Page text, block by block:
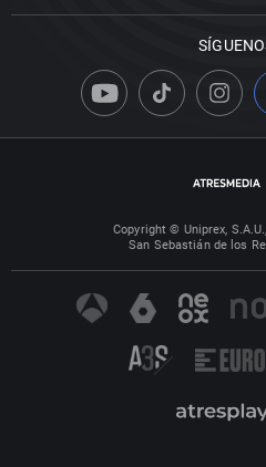
Copyright © Uniprex,
San Sebastián de los